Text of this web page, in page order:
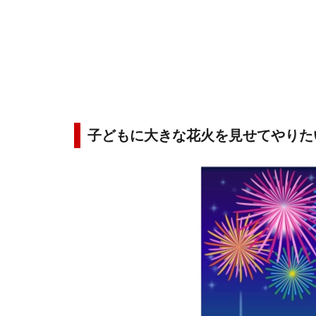
子どもに大きな花火を見せてやり